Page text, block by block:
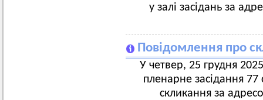
у залі засідань за
Повідомлення про
У четвер, 25 грудня
пленарне засідання 77
скликання за